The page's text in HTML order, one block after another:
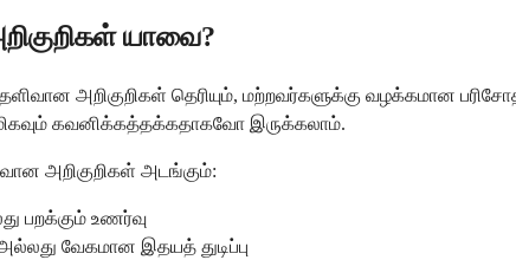
யாவை?
அறிகுறிகள் தெரியும், மற்றவர்களுக்கு வழக்கமான
கவனிக்கத்தக்கதாகவோ இருக்கலாம்.
அறிகுறிகள் அடங்கும்:
பறக்கும் உணர்வு
வேகமான இதயத் துடிப்பு